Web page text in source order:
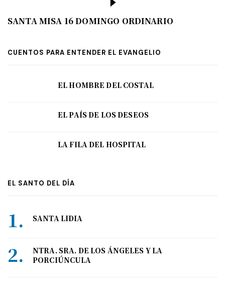
SANTA MISA 16 DOMINGO ORDINARIO
CUENTOS PARA ENTENDER EL EVANGELIO
EL HOMBRE DEL COSTAL
EL PAÍS DE LOS DESEOS
LA FILA DEL HOSPITAL
EL SANTO DEL DÍA
SANTA LIDIA
NTRA. SRA. DE LOS ÁNGELES Y LA
PORCIÚNCULA